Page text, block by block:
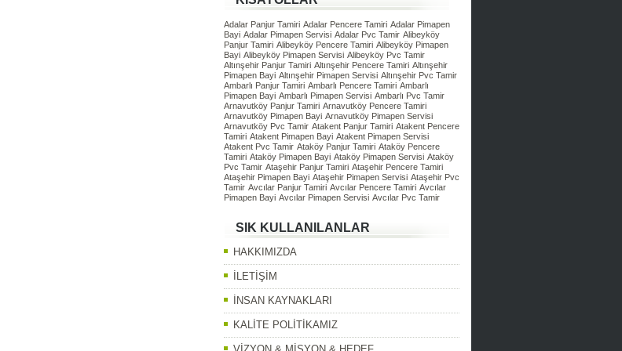
Adalar Panjur Tamiri Adalar Pencere Tamiri Adalar Pimapen
Bayi Adalar Pimapen Servisi Adalar Pvc Tamir Alibeyköy
Panjur Tamiri Alibeyköy Pencere Tamiri Alibeyköy Pimapen
Bayi Alibeyköy Pimapen Servisi Alibeyköy Pvc Tamir
Altınşehir Panjur Tamiri Altınşehir Pencere Tamiri Altınşehir
Pimapen Bayi Altınşehir Pimapen Servisi Altınşehir Pvc Tamir
Ambarlı Panjur Tamiri Ambarlı Pencere Tamiri Ambarlı
Pimapen Bayi Ambarlı Pimapen Servisi Ambarlı Pvc Tamir
Arnavutköy Panjur Tamiri Arnavutköy Pencere Tamiri
Arnavutköy Pimapen Bayi Arnavutköy Pimapen Servisi
Arnavutköy Pvc Tamir Atakent Panjur Tamiri Atakent Pencere
Tamiri Atakent Pimapen Bayi Atakent Pimapen Servisi
Atakent Pvc Tamir Ataköy Panjur Tamiri Ataköy Pencere
Tamiri Ataköy Pimapen Bayi Ataköy Pimapen Servisi Ataköy
Pvc Tamir Ataşehir Panjur Tamiri Ataşehir Pencere Tamiri
Ataşehir Pimapen Bayi Ataşehir Pimapen Servisi Ataşehir Pvc
Tamir Avcılar Panjur Tamiri Avcılar Pencere Tamiri Avcılar
Pimapen Bayi Avcılar Pimapen Servisi Avcılar Pvc Tamir
SIK KULLANILANLAR
HAKKIMIZDA
İLETİŞİM
İNSAN KAYNAKLARI
KALİTE POLİTİKAMIZ